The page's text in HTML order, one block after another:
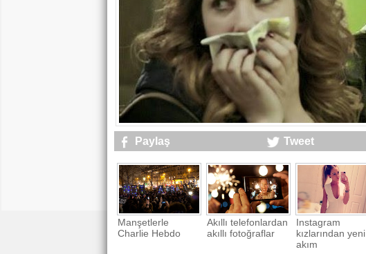
Paylaş Tweet
Manşetlerle
Charlie Hebdo
Akıllı telefonlardan
akıllı fotoğraflar
Instagram
kızlarından yeni
akım